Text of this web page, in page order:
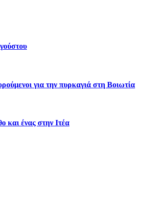
για την πυρκαγιά στη Βοιωτία
και ένας στην Ιτέα